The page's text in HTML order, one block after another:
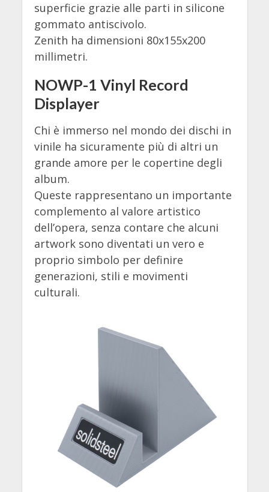
superficie grazie alle parti in silicone
gommato antiscivolo.
Zenith ha dimensioni 80x155x200
millimetri.
NOWP-1 Vinyl Record
Displayer
Chi è immerso nel mondo dei dischi in
vinile ha sicuramente più di altri un
grande amore per le copertine degli
album.
Queste rappresentano un importante
complemento al valore artistico
dell’opera, senza contare che alcuni
artwork sono diventati un vero e
proprio simbolo per definire
generazioni, stili e movimenti
culturali.